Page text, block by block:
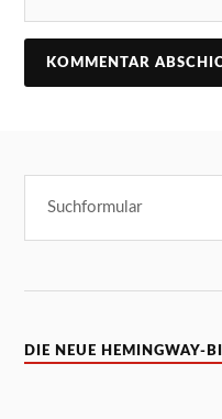
DIE NEUE HEMINGWAY-